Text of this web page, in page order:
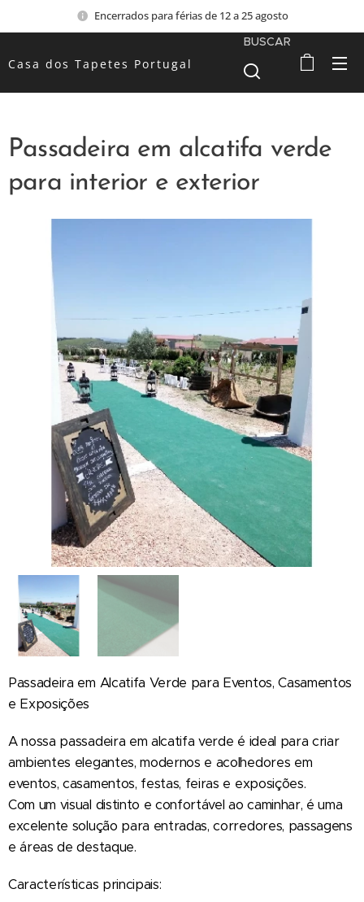
Encerrados para férias de 12 a 25 agosto
Casa dos Tapetes Portugal
BUSCAR
Passadeira em alcatifa verde
para interior e exterior
Passadeira em Alcatifa Verde para Eventos, Casamentos
e Exposições
A nossa passadeira em alcatifa verde é ideal para criar
ambientes elegantes, modernos e acolhedores em
eventos, casamentos, festas, feiras e exposições.
Com um visual distinto e confortável ao caminhar, é uma
excelente solução para entradas, corredores, passagens
e áreas de destaque.
Características principais: